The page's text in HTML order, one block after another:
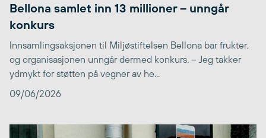
Bellona samlet inn 13 millioner – unngår
konkurs
Innsamlingsaksjonen til Miljøstiftelsen Bellona bar frukter,
og organisasjonen unngår dermed konkurs. – Jeg takker
ydmykt for støtten på vegner av he...
09/06/2026